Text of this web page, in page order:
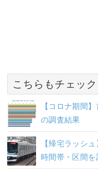
こちらもチェック
【コロナ期間
の調査結果
【帰宅ラッシ
時間帯・区間を